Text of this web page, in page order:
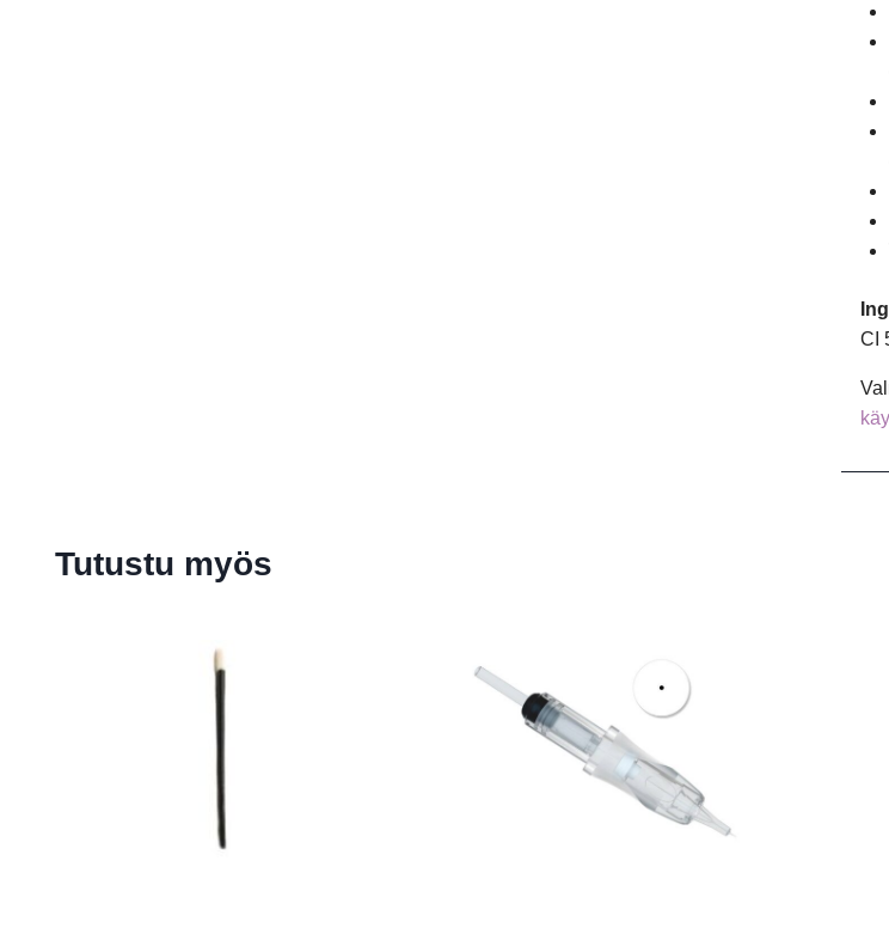
CI
Tutustu myös